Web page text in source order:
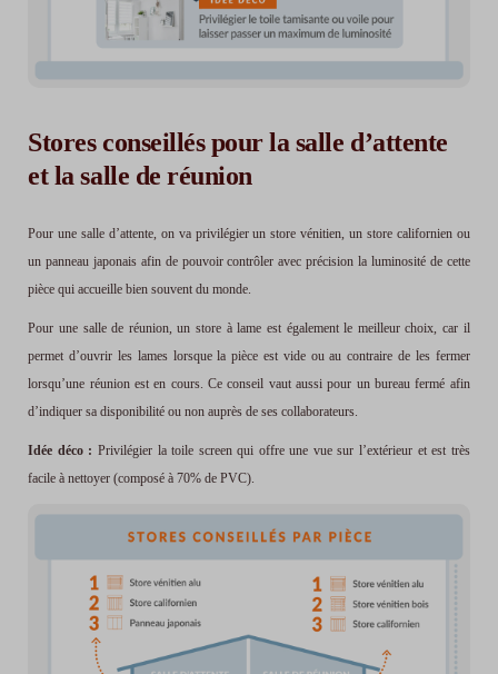
Stores conseillés pour la salle d’attente
et la salle de réunion
Pour une salle d’attente, on va privilégier un store vénitien, un store californien ou
un panneau japonais afin de pouvoir contrôler avec précision la luminosité de cette
pièce qui accueille bien souvent du monde.
Pour une salle de réunion, un store à lame est également le meilleur choix, car il
permet d’ouvrir les lames lorsque la pièce est vide ou au contraire de les fermer
lorsqu’une réunion est en cours. Ce conseil vaut aussi pour un bureau fermé afin
d’indiquer sa disponibilité ou non auprès de ses collaborateurs.
Idée déco : Privilégier la toile screen qui offre une vue sur l’extérieur et est très
facile à nettoyer (composé à 70% de PVC).